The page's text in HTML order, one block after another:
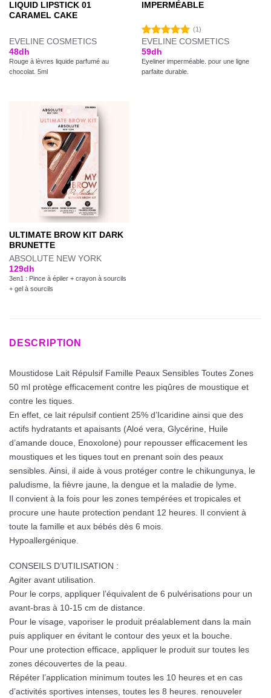
LIQUID LIPSTICK 01
CARAMEL CAKE
EVELINE COSMETICS
48dh
Rouge à lèvres liquide parfumé au
chocolat. 5ml
IMPERMÉABLE
Note5.00
sur 5
(1)
EVELINE COSMETICS
59dh
Eyeliner imperméable. pour une ligne
parfaite durable.
ULTIMATE BROW KIT DARK
BRUNETTE
ABSOLUTE NEW YORK
129dh
3en1 : Pince à épiler + crayon à sourcils
+ gel à sourcils
DESCRIPTION
Moustidose Lait Répulsif Famille Peaux Sensibles Toutes Zones
50 ml protège efficacement contre les piqûres de moustique et
contre les tiques.
En effet, ce lait répulsif contient 25% d’Icaridine ainsi que des
actifs hydratants et apaisants (Aloé vera, Glycérine, Huile
d’amande douce, Enoxolone) pour repousser efficacement les
moustiques et les tiques tout en prenant soin des peaux
sensibles. Ainsi, il aide à vous protéger contre le chikungunya, le
paludisme, la fièvre jaune, la dengue et la maladie de lyme.
Il convient à la fois pour les zones tempérées et tropicales et
procure une haute protection pendant 12 heures. Il convient à
toute la famille et aux bébés dès 6 mois.
Hypoallergénique.
CONSEILS D’UTILISATION :
Agiter avant utilisation.
Pour le corps, appliquer l’équivalent de 6 pulvérisations pour un
avant-bras à 10-15 cm de distance.
Pour le visage, vaporiser le produit préalablement dans la main
puis appliquer en évitant le contour des yeux et la bouche.
Pour une protection efficace, appliquer le produit sur toutes les
zones découvertes de la peau.
Répéter l’application minimum toutes les 10 heures et en cas
d’activités sportives intenses, toutes les 8 heures. renouveler